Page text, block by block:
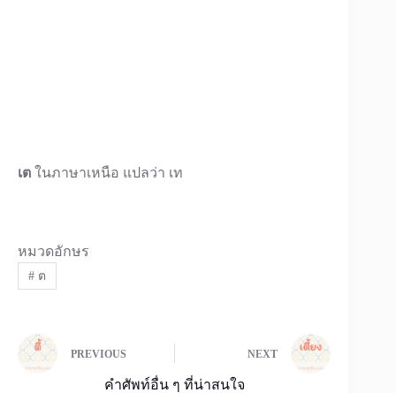
เต ในภาษาเหนือ แปลว่า เท
หมวดอักษร
#ต
PREVIOUS NEXT
คำศัพท์อื่น ๆ ที่น่าสนใจ